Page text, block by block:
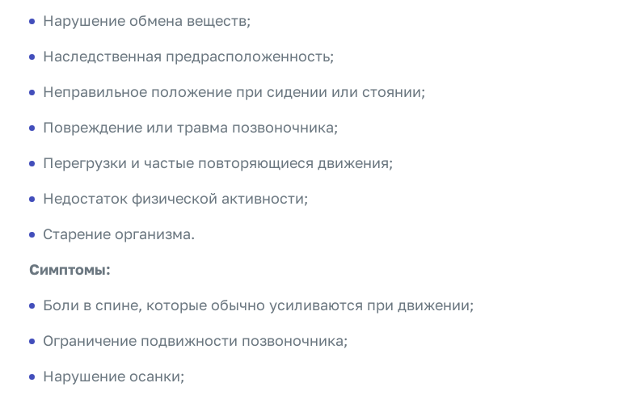
Нарушение обмена веществ;
Наследственная предрасположенность;
Неправильное положение при сидении или стоянии;
Повреждение или травма позвоночника;
Перегрузки и частые повторяющиеся движения;
Недостаток физической активности;
Старение организма.
Симптомы:
Боли в спине, которые обычно усиливаются при движении;
Ограничение подвижности позвоночника;
Нарушение осанки;